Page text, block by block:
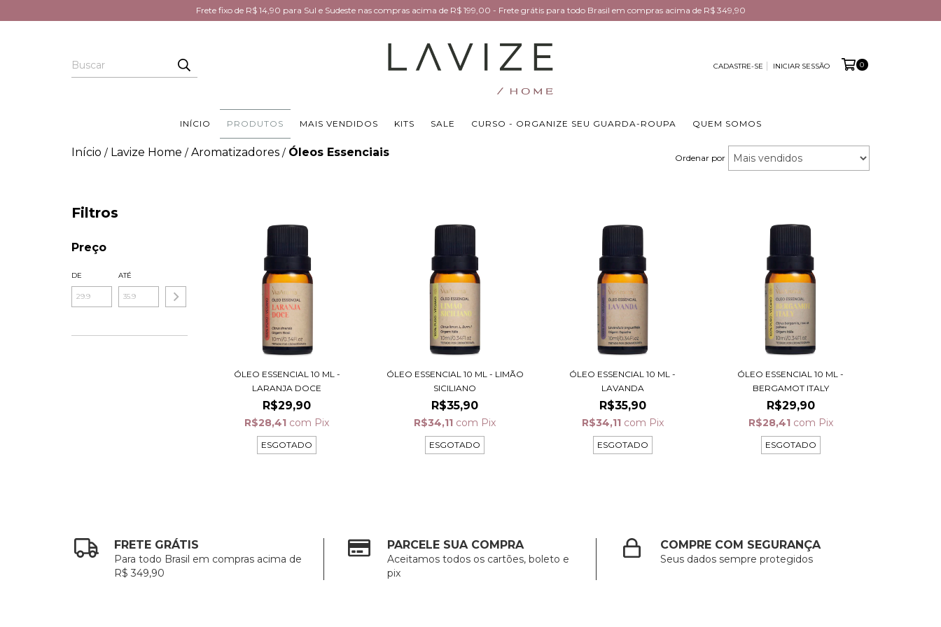
Frete fixo de R$ 14,90 para Sul e Sudeste nas compras acima de R$ 199,00 - Frete grátis para todo Brasil em compras acima de R$ 349,90
CADASTRE-SE INICIAR SESSÃO 0
INÍCIO PRODUTOS MAIS VENDIDOS KITS SALE CURSO - ORGANIZE SEU GUARDA-ROUPA QUEM SOMOS
Início / Lavize Home / Aromatizadores / Óleos Essenciais Ordenar por
Filtros
Preço
DE ATÉ
ÓLEO ESSENCIAL 10 ML -
LARANJA DOCE
R$29,90
R$28,41 com Pix
ESGOTADO
ÓLEO ESSENCIAL 10 ML - LIMÃO
SICILIANO
R$35,90
R$34,11 com Pix
ESGOTADO
ÓLEO ESSENCIAL 10 ML -
LAVANDA
R$35,90
R$34,11 com Pix
ESGOTADO
ÓLEO ESSENCIAL 10 ML -
BERGAMOT ITALY
R$29,90
R$28,41 com Pix
ESGOTADO
FRETE GRÁTIS
Para todo Brasil em compras acima de
R$ 349,90
PARCELE SUA COMPRA
Aceitamos todos os cartões, boleto e
pix
COMPRE COM SEGURANÇA
Seus dados sempre protegidos